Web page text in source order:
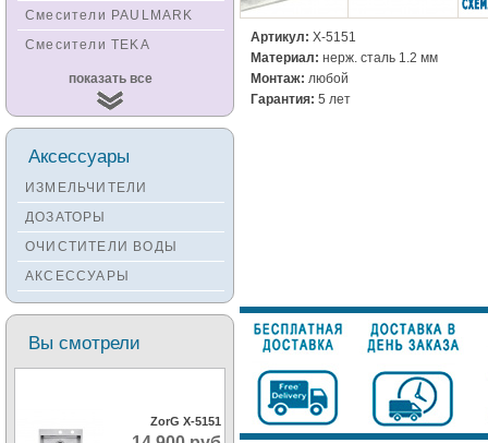
Артикул: X-5151
Материал: нерж. сталь 1.2 мм
Монтаж: любой
Гарантия: 5 лет
Смесители PAULMARK
Смесители TEKA
Смесители
KUCHENSTERN
Смесители ZORG
Смесители KANTERA
Смесители SEAMAN
Смесители
Zigmund&Shtain
Смесители OULIN
Смесители под бронзу
показать все
Аксессуары
ИЗМЕЛЬЧИТЕЛИ
ДОЗАТОРЫ
ОЧИСТИТЕЛИ ВОДЫ
АКСЕССУАРЫ
Вы смотрели
ZorG X-5151